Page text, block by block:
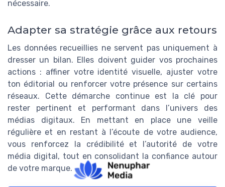
nécessaire.
Adapter sa stratégie grâce aux retours
Les données recueillies ne servent pas uniquement à
dresser un bilan. Elles doivent guider vos prochaines
actions : affiner votre identité visuelle, ajuster votre
ton éditorial ou renforcer votre présence sur certains
réseaux. Cette démarche continue est la clé pour
rester pertinent et performant dans l’univers des
médias digitaux. En mettant en place une veille
régulière et en restant à l’écoute de votre audience,
vous renforcez la crédibilité et l’autorité de votre
média digital, tout en consolidant la confiance autour
de votre marque.